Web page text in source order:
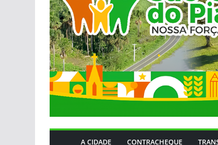
A CIDADE CONTRACHEQUE